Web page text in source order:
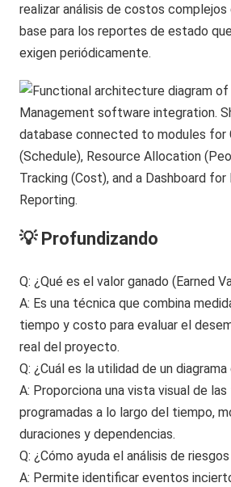
realizar análisis de costos complejos
base para los reportes de estado
exigen periódicamente.
💡 Profundizando
Q: ¿Qué es el valor ganado (Earned
A: Es una técnica que combina
tiempo y costo para evaluar el
real del proyecto.
Q: ¿Cuál es la utilidad de un
A: Proporciona una vista visual de las
programadas a lo largo del tiempo,
duraciones y dependencias.
Q: ¿Cómo ayuda el análisis de
A: Permite identificar eventos